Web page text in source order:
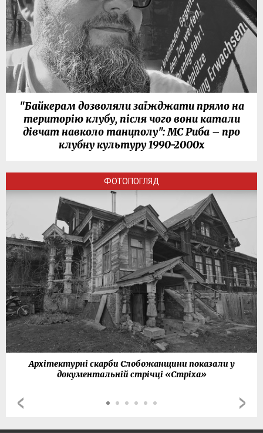
"Байкерам дозволяли заїжджати прямо на
територію клубу, після чого вони катали
дівчат навколо танцполу": МС Риба – про
клубну культуру 1990-2000х
ФОТОПОГЛЯД
Архітектурні скарби Слобожанщини показали у
документальній стрічці «Стріха»